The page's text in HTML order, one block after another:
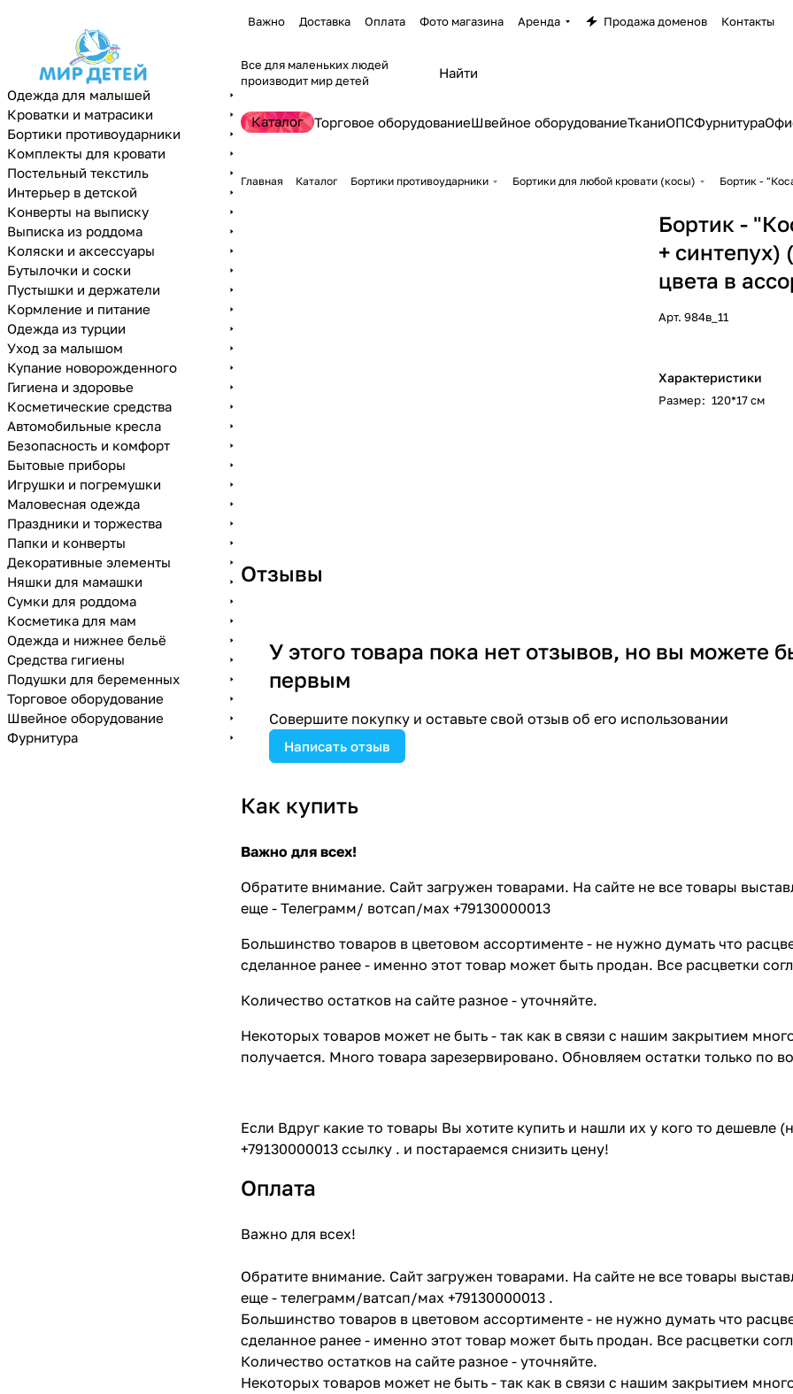
Важно Доставка Оплата Фото магазина Аренда Продажа доменов Контакты
Все для маленьких людей
производит мир детей
Каталог Торговое оборудованиеШвейное оборудованиеТканиОПСФурнитура
Главная Каталог Бортики противоударники Бортики для любой кровати (косы) Бортик -
Бортик -
+
цвета в
Арт. 984в_11
Характеристики
Размер: 120*17 см
Отзывы
У этого товара пока нет отзывов, но вы можете
первым
Совершите покупку и оставьте свой отзыв об его использовании
Написать отзыв
Как купить
Важно для всех!
Обратите внимание. Сайт загружен товарами. На сайте не все товары
еще - Телеграмм/ вотсап/мах +79130000013
Большинство товаров в цветовом ассортименте - не нужно думать что
сделанное ранее - именно этот товар может быть продан. Все расцветки
Количество остатков на сайте разное - уточняйте.
Некоторых товаров может не быть - так как в связи с нашим закрытием
получается. Много товара зарезервировано. Обновляем остатки только по
Если Вдруг какие то товары Вы хотите купить и нашли их у кого то
+79130000013 ссылку . и постараемся снизить цену!
Оплата
Важно для всех!
Обратите внимание. Сайт загружен товарами. На сайте не все товары
еще - телеграмм/ватсап/мах +79130000013 .
Большинство товаров в цветовом ассортименте - не нужно думать что
сделанное ранее - именно этот товар может быть продан. Все расцветки
Количество остатков на сайте разное - уточняйте.
Некоторых товаров может не быть - так как в связи с нашим закрытием
Одежда для малышей
Кроватки и матрасики
Бортики противоударники
Комплекты для кровати
Постельный текстиль
Интерьер в детской
Конверты на выписку
Выписка из роддома
Коляски и аксессуары
Бутылочки и соски
Пустышки и держатели
Кормление и питание
Одежда из турции
Уход за малышом
Купание новорожденного
Гигиена и здоровье
Косметические средства
Автомобильные кресла
Безопасность и комфорт
Бытовые приборы
Игрушки и погремушки
Маловесная одежда
Праздники и торжества
Папки и конверты
Декоративные элементы
Няшки для мамашки
Сумки для роддома
Косметика для мам
Одежда и нижнее бельё
Средства гигиены
Подушки для беременных
Торговое оборудование
Швейное оборудование
Фурнитура